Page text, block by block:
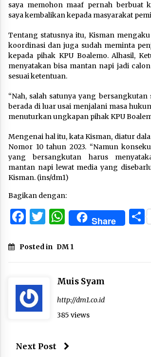
saya memohon maaf pernah berbuat
saya kembalikan kepada masyarakat
Tentang statusnya itu, Kisman
koordinasi dan juga sudah meminta
kepada pihak KPU Boalemo. Alhasil,
menyatakan bisa mantan napi jadi
sesuai ketentuan.
“Nah, salah satunya yang
berada di luar usai menjalani masa
menuturkan ungkapan pihak KPU
Mengenai hal itu, kata Kisman, diatur
Nomor 10 tahun 2023. “Namun
yang bersangkutan harus
mantan napi lewat media yang
Kisman. (ins/dm1)
Bagikan dengan:
Facebook
Twitter
WhatsApp
Share
Posted in DM 1
Muis Syam
http://dm1.co.id
385 views
Next Post